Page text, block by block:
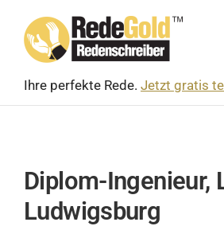
content
Ihre perfekte Rede. Jetzt gratis
Diplom-Ingenieur,
Ludwigsburg